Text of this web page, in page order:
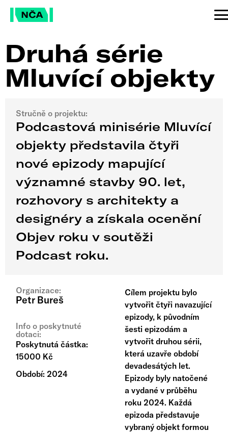
Druhá série
Mluvící objekty
Stručně o projektu:
Podcastová minisérie Mluvící
objekty představila čtyři
nové epizody mapující
významné stavby 90. let,
rozhovory s architekty a
designéry a získala ocenění
Objev roku v soutěži
Podcast roku.
Organizace:
Petr Bureš
Info o poskytnuté
dotaci:
Poskytnutá částka:
15000 Kč
Období: 2024
Cílem projektu bylo
vytvořit čtyři navazující
epizody, k původním
šesti epizodám a
vytvořit druhou sérii,
která uzavře období
devadesátých let.
Epizody byly natočené
a vydané v průběhu
roku 2024. Každá
epizoda představuje
vybraný objekt formou